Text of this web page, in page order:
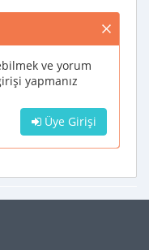
ve yorum
yapmanız
Üye Girişi